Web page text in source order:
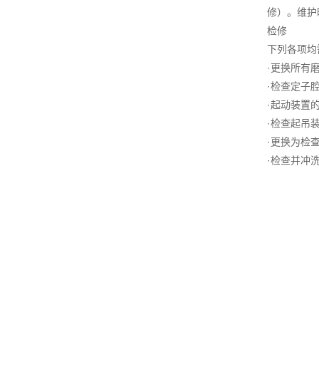
修）。维
检修
下列各项
·更换所有
·检查定子
·起动装置
·检查起吊
·更换为检
·检查并冲